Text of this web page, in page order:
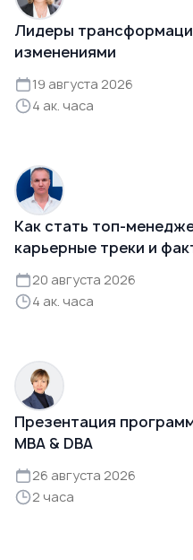
Лидеры
изменениями
19 августа 2026
4 ак. часа
Как стать топ-
карьерные треки и
20 августа 2026
4 ак. часа
Презентация программ
MBA & DBA
26 августа 2026
2 часа